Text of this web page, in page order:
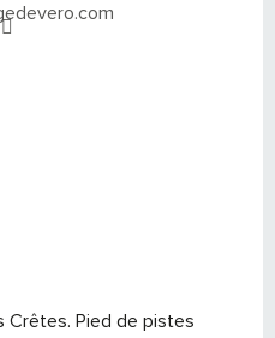
Crêtes. Pied de pistes